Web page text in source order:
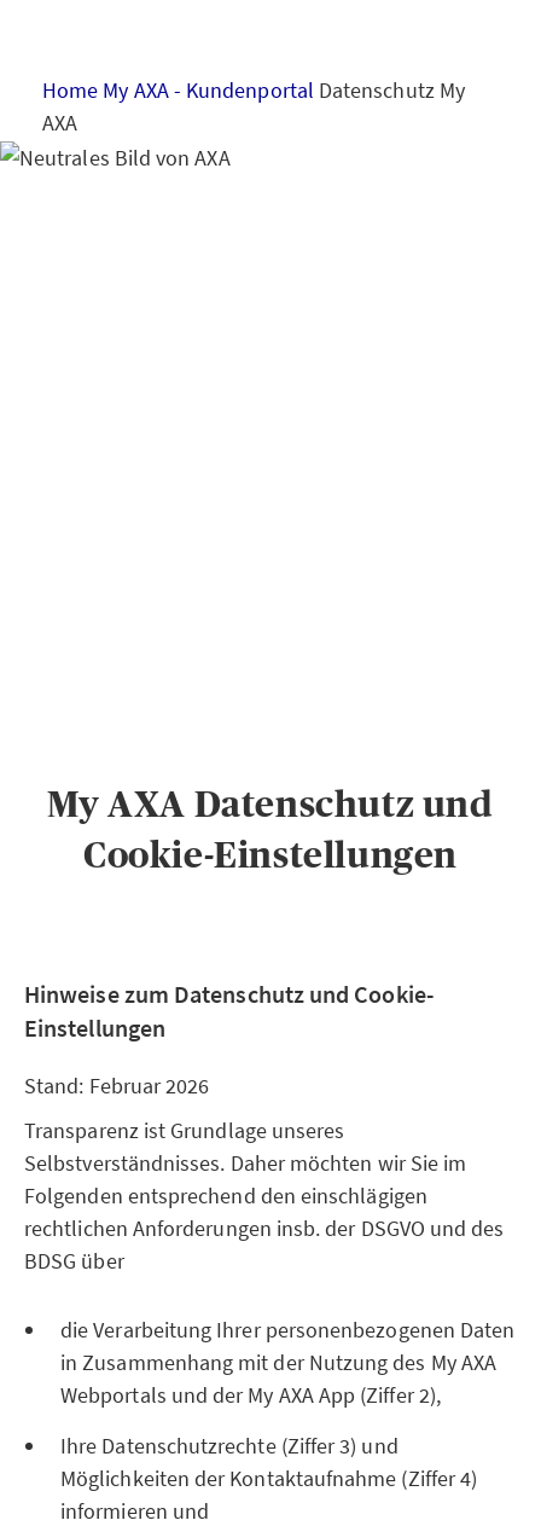
GESUNDHEIT
VORSORGE & VERMÖGEN
Home My AXA - Kundenportal Datenschutz My
AXA
My AXA Datenschutz und
Cookie-Einstellungen
Hinweise zum Datenschutz und Cookie-
Einstellungen
Stand: Februar 2026
Transparenz ist Grundlage unseres
Selbstverständnisses. Daher möchten wir Sie im
Folgenden entsprechend den einschlägigen
rechtlichen Anforderungen insb. der DSGVO und des
BDSG über
die Verarbeitung Ihrer personenbezogenen Daten
in Zusammenhang mit der Nutzung des My AXA
Webportals und der My AXA App (Ziffer 2),
Ihre Datenschutzrechte (Ziffer 3) und
Möglichkeiten der Kontaktaufnahme (Ziffer 4)
informieren und